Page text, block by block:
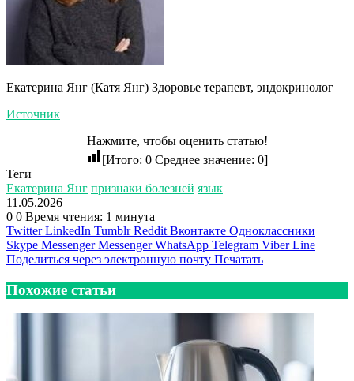
Екатерина Янг (Катя Янг) Здоровье терапевт, эндокринолог
Источник
Нажмите, чтобы оценить статью!
[Итого: 0 Среднее значение: 0]
Теги
Екатерина Янг признаки болезней язык
11.05.2026
0 0 Время чтения: 1 минута
Twitter LinkedIn Tumblr Reddit Вконтакте Одноклассники
Skype Messenger Messenger WhatsApp Telegram Viber Line
Поделиться через электронную почту Печатать
Похожие статьи